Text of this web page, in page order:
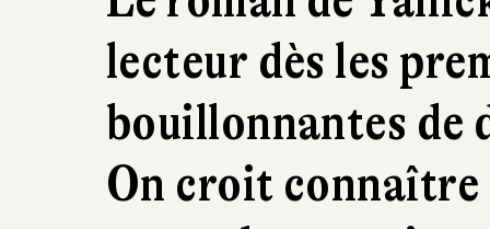
lecteur dès les
bouillonnantes de
On croit